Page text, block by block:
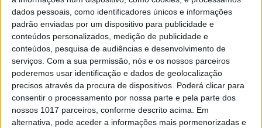
dados pessoais, como identificadores únicos e informações
padrão enviadas por um dispositivo para publicidade e
conteúdos personalizados, medição de publicidade e
conteúdos, pesquisa de audiências e desenvolvimento de
serviços. Com a sua permissão, nós e os nossos parceiros
poderemos usar identificação e dados de geolocalização
precisos através da procura de dispositivos. Poderá clicar para
consentir o processamento por nossa parte e pela parte dos
nossos 1017 parceiros, conforme descrito acima. Em
alternativa, pode aceder a informações mais pormenorizadas e
USERNAME
PASSWORD